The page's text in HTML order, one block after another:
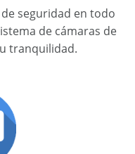
seguridad en todo
de cámaras de
tranquilidad.